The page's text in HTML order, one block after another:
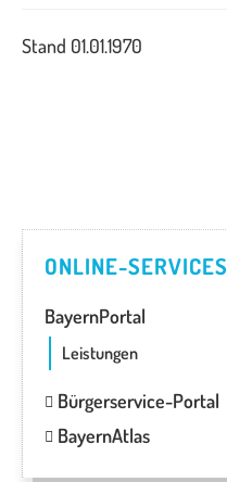
Stand 01.01.1970
ONLINE-SERVICES
BayernPortal
Leistungen
Bürgerservice-Portal
BayernAtlas